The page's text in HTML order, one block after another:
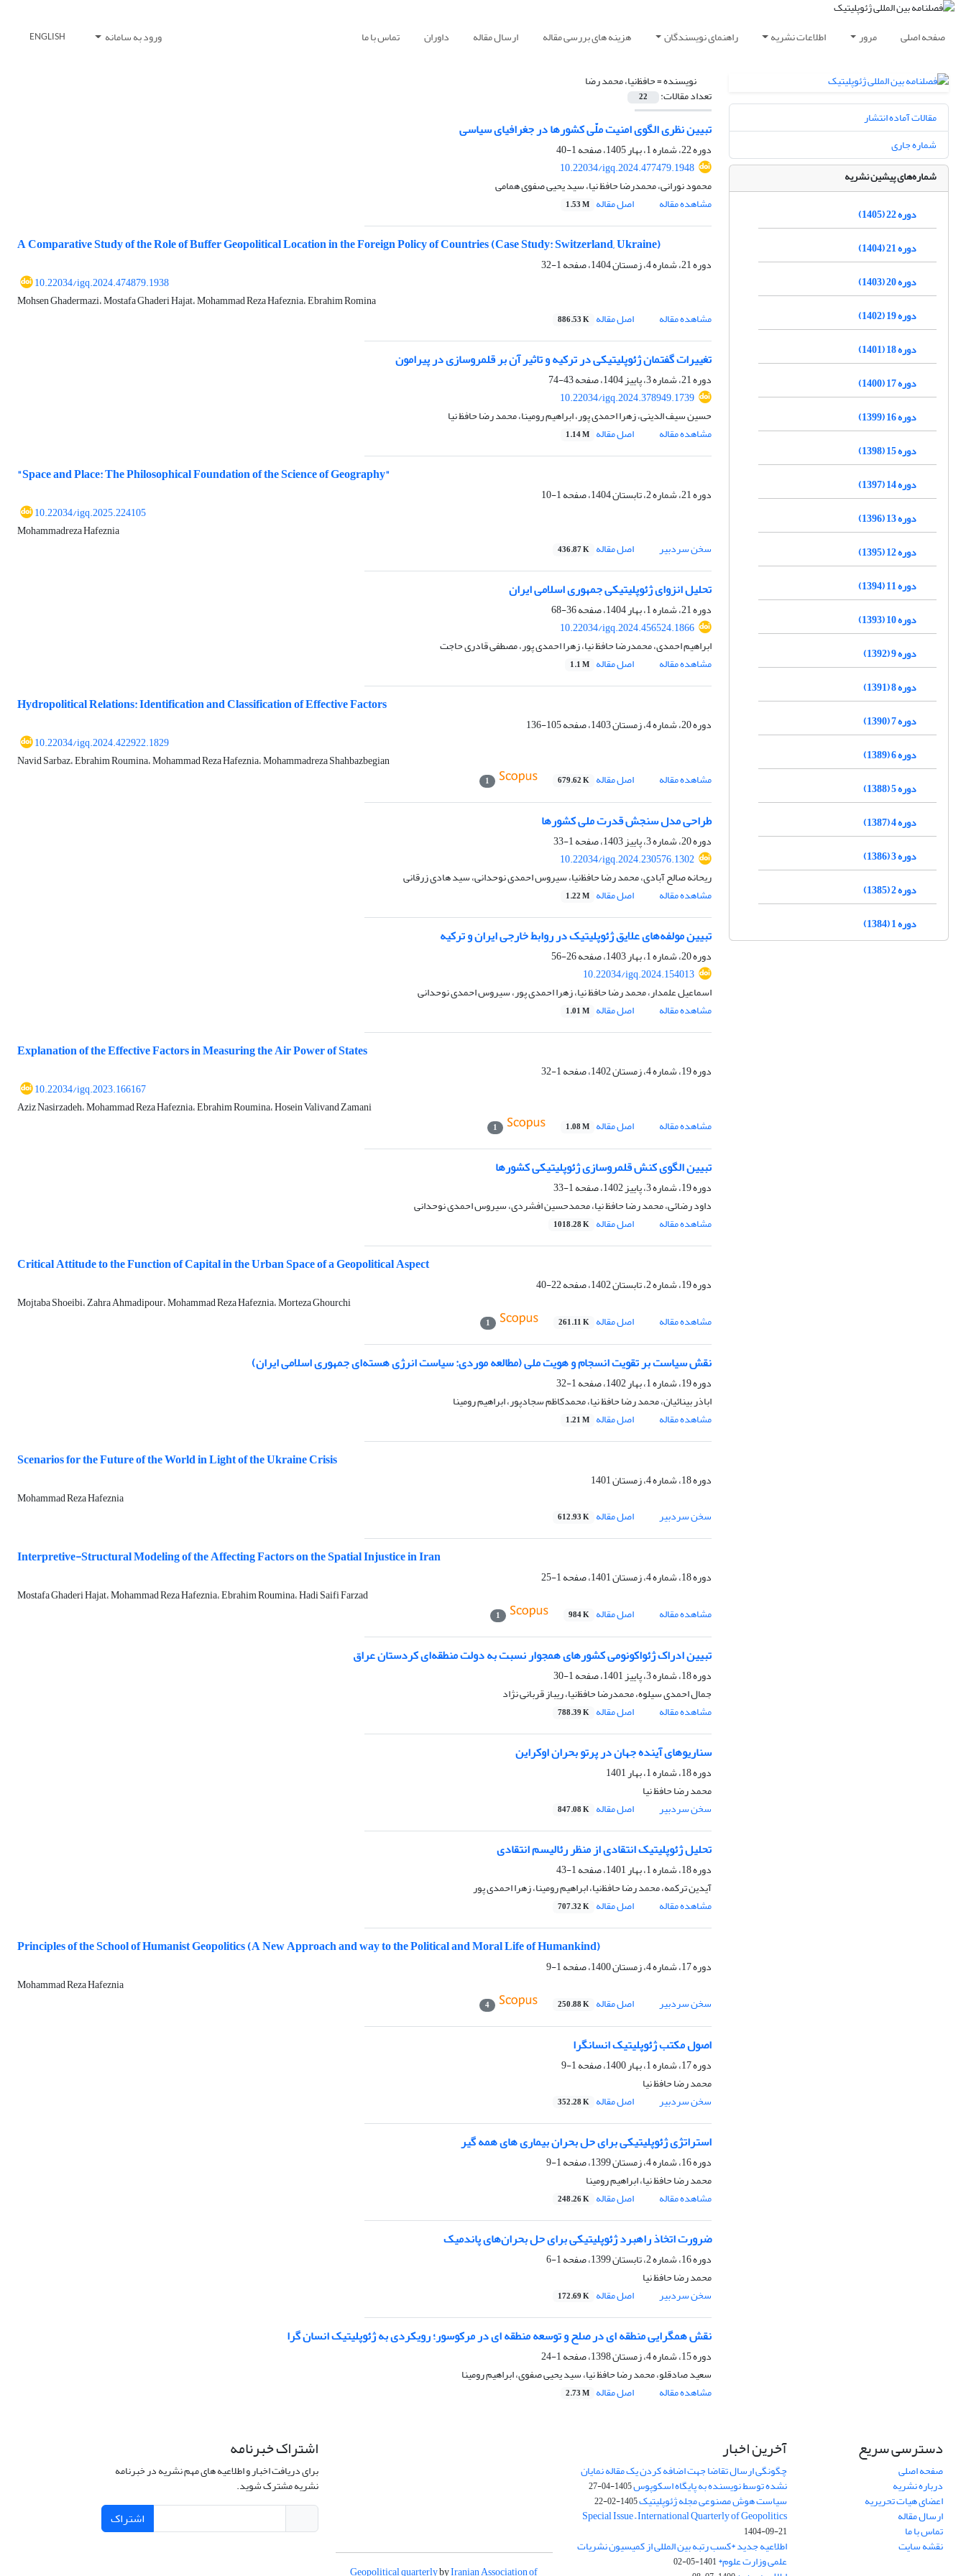
صفحه اصلی مرور اطلاعات نشریه راهنمای نویسندگان هزینه های بررسی مقاله ارسال مقاله داوران تماس با ما ورود به سامانه ENGLISH
نویسنده =حافظ‌نیا، محمد رضا
تعداد مقالات: 22
تبیین نظری الگوی امنیت ملّی کشورها در جغرافیای سیاسی
دوره 22، شماره 1، بهار 1405، صفحه
1-40
10.22034/igq.2024.477479.1948
محمود نورانی، محمدرضا حافظ نیا، سید یحیی صفوی همامی
مشاهده مقاله
اصل مقاله 1.53 M
A Comparative Study of the Role of Buffer Geopolitical Location in the Foreign Policy of Countries (Case Study: Switzerland, Ukraine)
دوره 21، شماره 4، زمستان 1404، صفحه
1-32
10.22034/igq.2024.474879.1938
Mohsen Ghadermazi، Mostafa Ghaderi Hajat، Mohammad Reza Hafeznia، Ebrahim Romina
مشاهده مقاله
اصل مقاله 886.53 K
تغییرات گفتمان ژئوپلیتیکی در ترکیه و تاثیر آن بر قلمروسازی در پیرامون
دوره 21، شماره 3، پاییز 1404، صفحه
43-74
10.22034/igq.2024.378949.1739
حسین سیف الدینی، زهرا احمدی پور، ابراهیم رومینا، محمد رضا حافظ نیا
مشاهده مقاله
اصل مقاله 1.14 M
"Space and Place: The Philosophical Foundation of the Science of Geography"
دوره 21، شماره 2، تابستان 1404، صفحه
1-10
10.22034/igq.2025.224105
Mohammadreza Hafeznia
سخن سردبیر
اصل مقاله 436.87 K
تحلیل انزوای ژئوپلیتیکی جمهوری اسلامی ایران
دوره 21، شماره 1، بهار 1404، صفحه
36-68
10.22034/igq.2024.456524.1866
ابراهیم احمدی، محمدرضا حافظ نیا، زهرا احمدی پور، مصطفی قادری حاجت
مشاهده مقاله
اصل مقاله 1.1 M
Hydropolitical Relations: Identification and Classification of Effective Factors
دوره 20، شماره 4، زمستان 1403، صفحه
105-136
10.22034/igq.2024.422922.1829
Navid Sarbaz، Ebrahim Roumina، Mohammad Reza Hafeznia، Mohammadreza Shahbazbegian
مشاهده مقاله
اصل مقاله 679.62 K
1
طراحی مدل سنجش قدرت ملی کشورها
دوره 20، شماره 3، پاییز 1403، صفحه
1-33
10.22034/igq.2024.230576.1302
ریحانه صالح آبادی، محمد رضا حافظ‌نیا، سیروس احمدی نوحدانی، سید هادی زرقانی
مشاهده مقاله
اصل مقاله 1.22 M
تبیین مولفه‌های علایق ژئوپلیتیک در روابط خارجی ایران و ترکیه
دوره 20، شماره 1، بهار 1403، صفحه
26-56
10.22034/igq.2024.154013
اسماعیل علمدار، محمد رضا حافظ نیا، زهرا احمدی پور، سیروس احمدی نوحدانی
مشاهده مقاله
اصل مقاله 1.01 M
Explanation of the Effective Factors in Measuring the Air Power of States
دوره 19، شماره 4، زمستان 1402، صفحه
1-32
10.22034/igq.2023.166167
Aziz Nasirzadeh، Mohammad Reza Hafeznia، Ebrahim Roumina، Hosein Valivand Zamani
مشاهده مقاله
اصل مقاله 1.08 M
1
تبیین الگوی کنش قلمروسازی ژئوپلیتیکی کشورها
دوره 19، شماره 3، پاییز 1402، صفحه
1-33
داود رضائی، محمد رضا حافظ نیا، محمدحسین افشردی، سیروس احمدی نوحدانی
مشاهده مقاله
اصل مقاله 1018.28 K
Critical Attitude to the Function of Capital in the Urban Space of a Geopolitical Aspect
دوره 19، شماره 2، تابستان 1402، صفحه
22-40
Mojtaba Shoeibi، Zahra Ahmadipour، Mohammad Reza Hafeznia، Morteza Ghourchi
مشاهده مقاله
اصل مقاله 261.11 K
1
نقش سیاست بر تقویت انسجام و هویت ملی (مطالعه موردی: سیاست انرژی هسته‌ای جمهوری اسلامی ایران)
دوره 19، شماره 1، بهار 1402، صفحه
1-32
اباذر بینائیان، محمد رضا حافظ نیا، محمدکاظم سجادپور، ابراهیم رومینا
مشاهده مقاله
اصل مقاله 1.21 M
Scenarios for the Future of the World in Light of the Ukraine Crisis
دوره 18، شماره 4، زمستان 1401
Mohammad Reza Hafeznia
سخن سردبیر
اصل مقاله 612.93 K
Interpretive-Structural Modeling of the Affecting Factors on the Spatial Injustice in Iran
دوره 18، شماره 4، زمستان 1401، صفحه
1-25
Mostafa Ghaderi Hajat، Mohammad Reza Hafeznia، Ebrahim Roumina، Hadi Saifi Farzad
مشاهده مقاله
اصل مقاله 984 K
1
تبیین ادراک ژئواکونومی کشورهای همجوار نسبت به دولت منطقه‌ای کردستان عراق
دوره 18، شماره 3، پاییز 1401، صفحه
1-30
جمال احمدی سیلوه، محمد‌رضا حافظ‌نیا، ریباز قربانی نژاد
مشاهده مقاله
اصل مقاله 788.39 K
سناریوهای آینده جهان در پرتو بحران اوکراین
دوره 18، شماره 1، بهار 1401
محمد رضا حافظ نیا
سخن سردبیر
اصل مقاله 847.08 K
تحلیل ژئوپلیتیک انتقادی از منظر رئالیسم انتقادی
دوره 18، شماره 1، بهار 1401، صفحه
1-43
آیدین ترکمه، محمد رضا حافظ‌نیا، ابراهیم رومینا، زهرا احمدی پور
مشاهده مقاله
اصل مقاله 707.32 K
Principles of the School of Humanist Geopolitics (A New Approach and way to the Political and Moral Life of Humankind)
دوره 17، شماره 4، زمستان 1400، صفحه
1-9
Mohammad Reza Hafeznia
سخن سردبیر
اصل مقاله 250.88 K
4
اصول مکتب ژئوپلیتیک انسانگرا
دوره 17، شماره 1، بهار 1400، صفحه
1-9
محمد رضا حافظ نیا
سخن سردبیر
اصل مقاله 352.28 K
استراتژی ژئوپلیتیکی برای حل بحران بیماری های همه گیر
دوره 16، شماره 4، زمستان 1399، صفحه
1-9
محمد رضا حافظ نیا، ابراهیم رومینا
مشاهده مقاله
اصل مقاله 248.26 K
ضرورت اتخاذ راهبرد ژئوپلیتیکی برای حل بحران‌های پاندمیک
دوره 16، شماره 2، تابستان 1399، صفحه
1-6
محمد رضا حافظ نیا
سخن سردبیر
اصل مقاله 172.69 K
نقش همگرایی منطقه ای در صلح و توسعه منطقه ای در مرکوسور؛ رویکردی به ژئوپلیتیک انسان گرا
دوره 15، شماره 4، زمستان 1398، صفحه
1-24
سعید صادقلو، محمد رضا حافظ نیا، سید یحیی صفوی، ابراهیم رومینا
مشاهده مقاله
اصل مقاله 2.73 M
مقالات آماده انتشار
شماره جاری
شماره‌های پیشین نشریه
دوره 22 (1405)
دوره 21 (1404)
دوره 20 (1403)
دوره 19 (1402)
دوره 18 (1401)
دوره 17 (1400)
دوره 16 (1399)
دوره 15 (1398)
دوره 14 (1397)
دوره 13 (1396)
دوره 12 (1395)
دوره 11 (1394)
دوره 10 (1393)
دوره 9 (1392)
دوره 8 (1391)
دوره 7 (1390)
دوره 6 (1389)
دوره 5 (1388)
دوره 4 (1387)
دوره 3 (1386)
دوره 2 (1385)
دوره 1 (1384)
دسترسی سریع
صفحه اصلی
درباره نشریه
اعضای هیات تحریریه
ارسال مقاله
تماس با ما
نقشه سایت
آخرین اخبار
چگونگی ارسال تقاضا جهت اضافه کردن یک مقاله نمایان
نشده توسط نویسنده به پایگاه اسکوپوس1405-04-27
سیاست هوش مصنوعی مجله ژئوپلیتیک1405-02-22
Special Issue – International Quarterly of Geopolitics
1404-09-21
اطلاعیه جدید *کسب رتبه بین المللی از کمیسیون نشریات
علمی وزارت علوم*1401-05-02
Geopolitical quarterlybyIranian Association of
اشتراک خبرنامه
برای دریافت اخبار و اطلاعیه های مهم نشریه در خبرنامه
نشریه مشترک شوید.
اشتراک